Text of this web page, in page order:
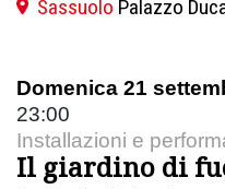
Sassuolo Palazzo
Domenica 21
23:00
Installazioni e
Il giardino di